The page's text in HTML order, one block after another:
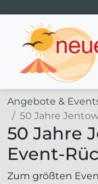
Angebote &
50 Jahre
50 Jahre
Event-
Zum größten